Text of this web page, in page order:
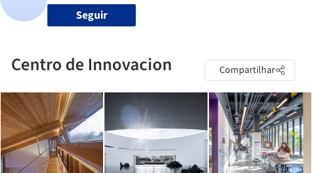
Seguir
Centro de Innovacion Compartilhar